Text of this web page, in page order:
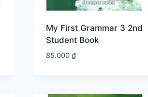
My First Grammar 3 2nd
Student Book
85.000₫